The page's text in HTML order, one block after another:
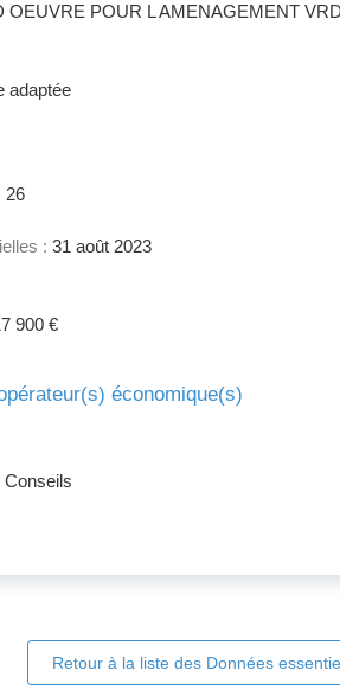
OEUVRE POUR L AMENAGEMENT
adaptée
26
: 31 août 2023
900 €
économique(s)
Conseils
Retour à la liste des Données